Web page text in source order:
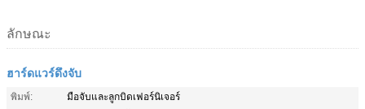
ลักษณะ
ฮาร์ดแวร์ดึงจับ
พิมพ์:
มือจับและลูกบิดเฟอร์นิเจอร์